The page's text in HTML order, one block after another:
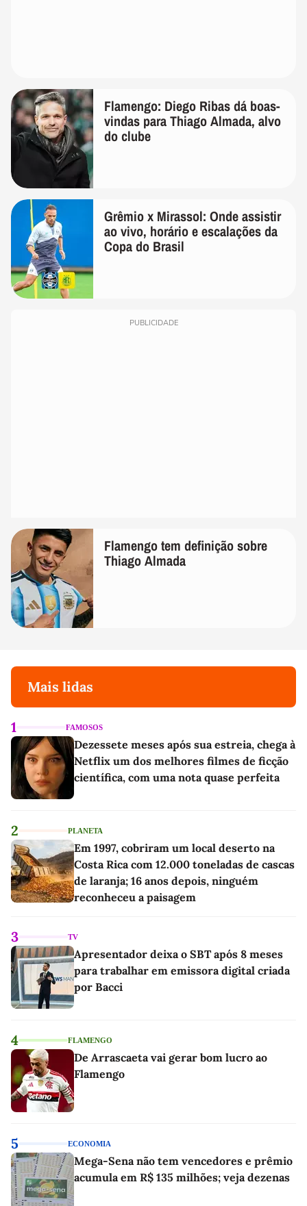
Flamengo: Diego Ribas dá boas-
vindas para Thiago Almada, alvo
do clube
Grêmio x Mirassol: Onde assistir
ao vivo, horário e escalações da
Copa do Brasil
PUBLICIDADE
Flamengo tem definição sobre
Thiago Almada
Mais lidas
1 FAMOSOS
Dezessete meses após sua estreia, chega à
Netflix um dos melhores filmes de ficção
científica, com uma nota quase perfeita
2 PLANETA
Em 1997, cobriram um local deserto na
Costa Rica com 12.000 toneladas de cascas
de laranja; 16 anos depois, ninguém
reconheceu a paisagem
3 TV
Apresentador deixa o SBT após 8 meses
para trabalhar em emissora digital criada
por Bacci
4 FLAMENGO
De Arrascaeta vai gerar bom lucro ao
Flamengo
5 ECONOMIA
Mega-Sena não tem vencedores e prêmio
acumula em R$ 135 milhões; veja dezenas